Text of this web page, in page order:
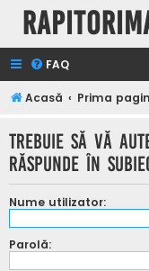
FAQ
Acasă Prima
Trebuie să vă
răspunde în
Nume utilizator:
Parolă: